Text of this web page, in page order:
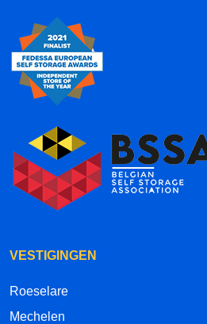
VESTIGINGEN
Roeselare
Mechelen